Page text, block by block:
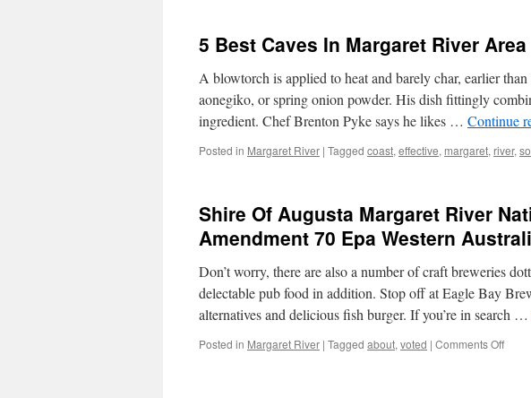
In
River
Region
5 Best Caves In Margaret River Area
A blowtorch is applied to heat and barely char, earlier
aonegiko, or spring onion powder. His dish fittingly
ingredient. Chef Brenton Pyke says he likes … Continue
Posted in Margaret River | Tagged coast, effective, margaret, river,
Shire Of Augusta Margaret River
Amendment 70 Epa Western
Don’t worry, there are also a number of craft breweries
delectable pub food in addition. Stop off at Eagle Bay
alternatives and delicious fish burger. If you’re in search …
Posted in Margaret River | Tagged about, voted | Comments Offon